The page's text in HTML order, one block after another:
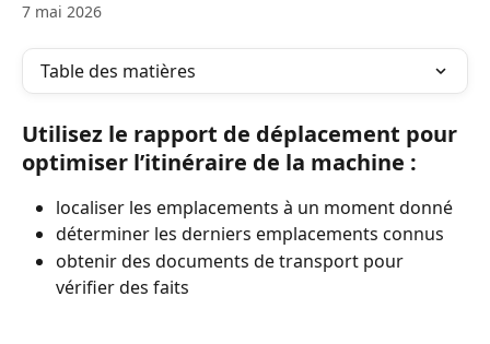
7 mai 2026
Table des matières
Utilisez le rapport de déplacement pour
optimiser l’itinéraire de la machine :
localiser les emplacements à un moment donné
déterminer les derniers emplacements connus
obtenir des documents de transport pour
vérifier des faits